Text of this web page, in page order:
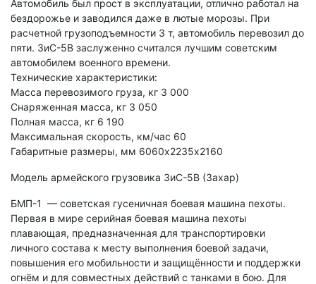
Автомобиль был прост в эксплуатации, отлично работал на
бездорожье и заводился даже в лютые морозы. При
расчетной грузоподъемности 3 т, автомобиль перевозил до
пяти. ЗиС-5В заслуженно считался лучшим советским
автомобилем военного времени.
Технические характеристики:
Масса перевозимого груза, кг 3 000
Снаряженная масса, кг 3 050
Полная масса, кг 6 190
Максимальная скорость, км/час 60
Габаритные размеры, мм 6060х2235х2160
Модель армейского грузовика ЗиС-5В (Захар)
БМП-1 — советская гусеничная боевая машина пехоты.
Первая в мире серийная боевая машина пехоты
плавающая, предназначенная для транспортировки
личного состава к месту выполнения боевой задачи,
повышения его мобильности и защищённости и поддержки
огнём и для совместных действий с танками в бою. Для